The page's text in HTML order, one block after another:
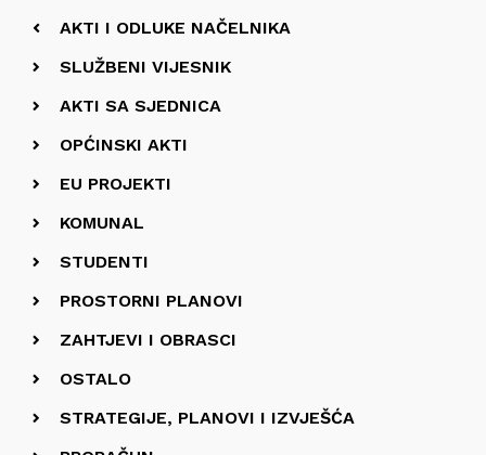
AKTI I ODLUKE NAČELNIKA
SLUŽBENI VIJESNIK
AKTI SA SJEDNICA
OPĆINSKI AKTI
EU PROJEKTI
KOMUNAL
STUDENTI
PROSTORNI PLANOVI
ZAHTJEVI I OBRASCI
OSTALO
STRATEGIJE, PLANOVI I IZVJEŠĆA